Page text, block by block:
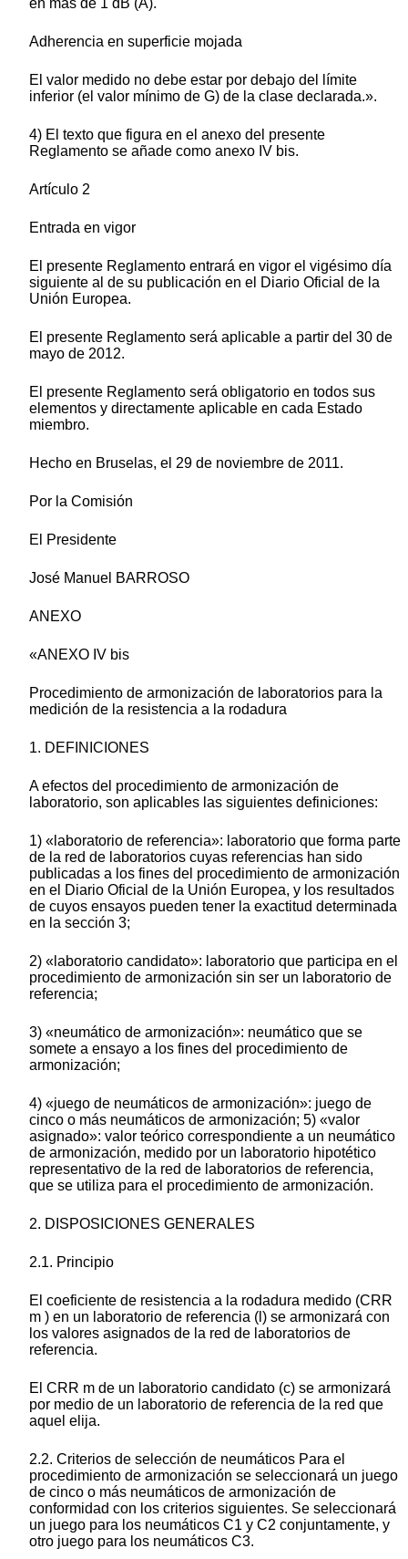
en más de 1 dB (A).
Adherencia en superficie mojada
El valor medido no debe estar por debajo del límite
inferior (el valor mínimo de G) de la clase declarada.».
4) El texto que figura en el anexo del presente
Reglamento se añade como anexo IV bis.
Artículo 2
Entrada en vigor
El presente Reglamento entrará en vigor el vigésimo día
siguiente al de su publicación en el Diario Oficial de la
Unión Europea.
El presente Reglamento será aplicable a partir del 30 de
mayo de 2012.
El presente Reglamento será obligatorio en todos sus
elementos y directamente aplicable en cada Estado
miembro.
Hecho en Bruselas, el 29 de noviembre de 2011.
Por la Comisión
El Presidente
José Manuel BARROSO
ANEXO
«ANEXO IV bis
Procedimiento de armonización de laboratorios para la
medición de la resistencia a la rodadura
1. DEFINICIONES
A efectos del procedimiento de armonización de
laboratorio, son aplicables las siguientes definiciones:
1) «laboratorio de referencia»: laboratorio que forma parte
de la red de laboratorios cuyas referencias han sido
publicadas a los fines del procedimiento de armonización
en el Diario Oficial de la Unión Europea, y los resultados
de cuyos ensayos pueden tener la exactitud determinada
en la sección 3;
2) «laboratorio candidato»: laboratorio que participa en el
procedimiento de armonización sin ser un laboratorio de
referencia;
3) «neumático de armonización»: neumático que se
somete a ensayo a los fines del procedimiento de
armonización;
4) «juego de neumáticos de armonización»: juego de
cinco o más neumáticos de armonización; 5) «valor
asignado»: valor teórico correspondiente a un neumático
de armonización, medido por un laboratorio hipotético
representativo de la red de laboratorios de referencia,
que se utiliza para el procedimiento de armonización.
2. DISPOSICIONES GENERALES
2.1. Principio
El coeficiente de resistencia a la rodadura medido (CRR
m ) en un laboratorio de referencia (l) se armonizará con
los valores asignados de la red de laboratorios de
referencia.
El CRR m de un laboratorio candidato (c) se armonizará
por medio de un laboratorio de referencia de la red que
aquel elija.
2.2. Criterios de selección de neumáticos Para el
procedimiento de armonización se seleccionará un juego
de cinco o más neumáticos de armonización de
conformidad con los criterios siguientes. Se seleccionará
un juego para los neumáticos C1 y C2 conjuntamente, y
otro juego para los neumáticos C3.